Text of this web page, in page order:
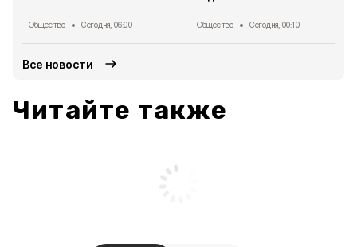
Общество Сегодня, 06:00 Общество Сегодня, 00:10
Все новости
Читайте также